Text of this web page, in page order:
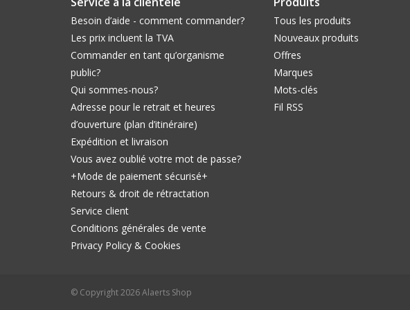
Besoin d’aide - comment commander?
Les prix incluent la TVA
Commander en tant qu’organisme
public?
Qui sommes-nous?
Adresse pour le retrait et heures
d’ouverture (plan d’itinéraire)
Expédition et livraison
Vous avez oublié votre mot de passe?
+Mode de paiement sécurisé+
Retours & droit de rétractation
Service client
Conditions générales de vente
Privacy Policy & Cookies
Tous les produits
Nouveaux produits
Offres
Marques
Mots-clés
Fil RSS
© Copyright 2026 Alaerts Shop